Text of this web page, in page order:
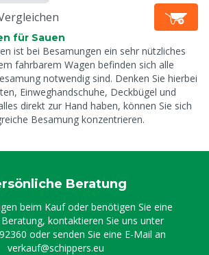
für Sauen
ist bei Besamungen ein sehr nützliches
fahrbarem Wagen befinden sich alle
notwendig sind. Denken Sie hierbei
Einweghandschuhe, Deckbügel und
direkt zur Hand haben, können Sie sich
Besamung konzentrieren.
Beratung
beim Kauf oder benötigen Sie eine
kontaktieren Sie uns unter
oder senden Sie eine E-Mail an
verkauf@schippers.eu